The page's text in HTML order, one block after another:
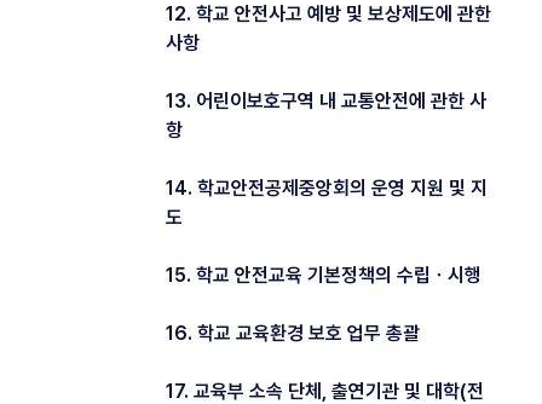
12. 학교 안전사고 예방 및 보상제도에 관한
사항
13. 어린이보호구역 내 교통안전에 관한 사
항
14. 학교안전공제중앙회의 운영 지원 및 지
도
15. 학교 안전교육 기본정책의 수립ㆍ시행
16. 학교 교육환경 보호 업무 총괄
17. 교육부 소속 단체, 출연기관 및 대학(전